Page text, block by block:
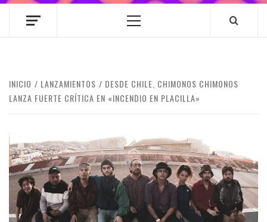
Menú
INICIO LANZAMIENTOS
DESDE CHILE, CHIMONOS CHIMONOS
LANZA FUERTE CRÍTICA EN «INCENDIO EN PLACILLA»